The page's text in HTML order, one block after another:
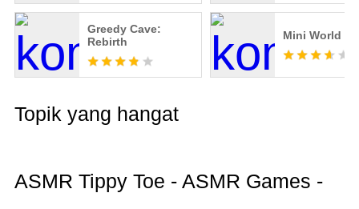
Greedy Cave:
Rebirth
Mini World
Topik yang hangat
ASMR Tippy Toe - ASMR Games -